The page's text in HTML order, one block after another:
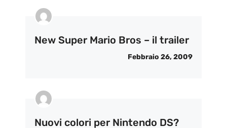
New Super Mario Bros – il trailer
Febbraio 26, 2009
Nuovi colori per Nintendo DS?